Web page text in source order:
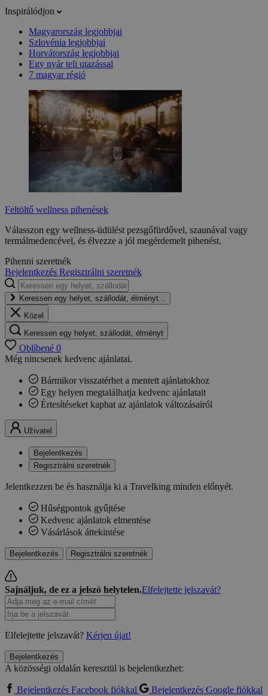
Inspirálódjon
Magyarország legjobbjai
Szlovénia legjobbjai
Horvátország legjobbjai
Egy nyár teli utazással
7 magyar régió
Feltöltő wellness pihenések
Válasszon egy wellness-üdülést pezsgőfürdővel, szaunával vagy
termálmedencével, és élvezze a jól megérdemelt pihenést.
Pihenni szeretnék
Bejelentkezés Regisztrálni szeretnék
Keressen egy helyet, szállodát, élményt...
Közel
Keressen egy helyet, szállodát, élményt
Oblíbené 0
Még nincsenek kedvenc ajánlatai.
Bármikor visszatérhet a mentett ajánlatokhoz
Egy helyen megtalálhatja kedvenc ajánlatait
Értesítéseket kaphat az ajánlatok változásairól
Uživatel
Bejelentkezés
Regisztrálni szeretnék
Jelentkezzen be és használja ki a Travelking minden előnyét.
Hűségpontok gyűjtése
Kedvenc ajánlatok elmentése
Vásárlások áttekintése
Bejelentkezés Regisztrálni szeretnék
Sajnáljuk, de ez a jelszó helytelen.Elfelejtette jelszavát?
Elfelejtette jelszavát? Kérjen újat!
Bejelentkezés
A közösségi oldalán keresztül is bejelentkezhet:
Bejelentkezés Facebook fiókkal
Bejelentkezés Google fiókkal